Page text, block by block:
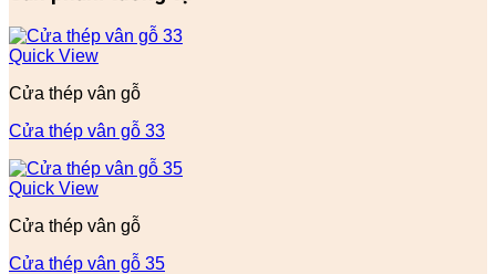
Quick View
Cửa thép vân gỗ
Cửa thép vân gỗ 33
Quick View
Cửa thép vân gỗ
Cửa thép vân gỗ 35